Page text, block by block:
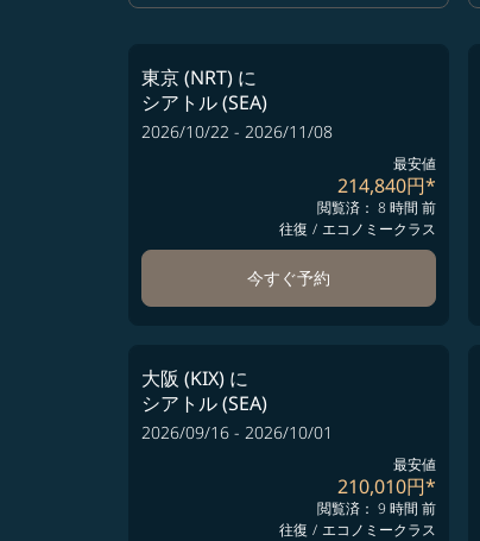
東京 (NRT) に
シアトル (SEA)
2026/10/22 - 2026/11/08
最安値
214,840円*
閲覧済： 8 時間 前
往復 / エコノミークラス
今すぐ予約
大阪 (KIX) に
シアトル (SEA)
2026/09/16 - 2026/10/01
最安値
210,010円*
閲覧済： 9 時間 前
往復 / エコノミークラス